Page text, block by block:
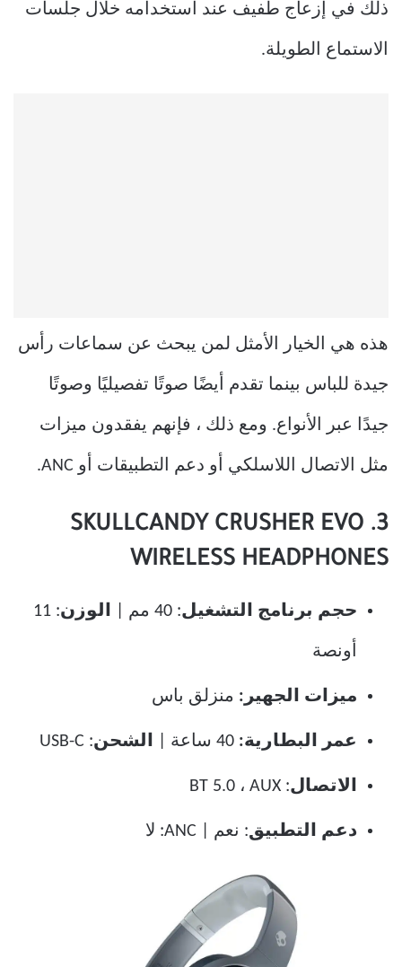
ذلك في إزعاج طفيف عند استخدامه خلال جلسات
الاستماع الطويلة.
هذه هي الخيار الأمثل لمن يبحث عن سماعات رأس
جيدة للباس بينما تقدم أيضًا صوتًا تفصيليًا وصوتًا
جيدًا عبر الأنواع. ومع ذلك ، فإنهم يفقدون ميزات
مثل الاتصال اللاسلكي أو دعم التطبيقات أو ANC.
3. SKULLCANDY CRUSHER EVO
WIRELESS HEADPHONES
حجم برنامج التشغيل: 40 مم | الوزن : 11
أونصة
ميزات الجهير: منزلق باس
عمر البطارية: الشحن: USB-C
الاتصال: BT 5.0 ، AUX
دعم التطبيق: نعم | ANC: لا